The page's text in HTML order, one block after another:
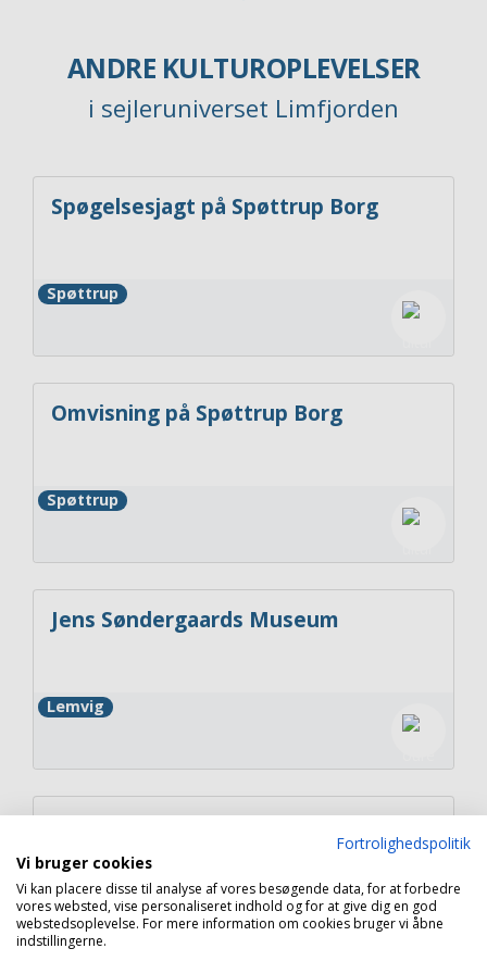
ANDRE KULTUROPLEVELSER
i sejleruniverset Limfjorden
Spøgelsesjagt på Spøttrup Borg
Spøttrup
Omvisning på Spøttrup Borg
Spøttrup
Jens Søndergaards Museum
Lemvig
Struer
Fortrolighedspolitik
Vi bruger cookies
Vi kan placere disse til analyse af vores besøgende data, for at forbedre
vores websted, vise personaliseret indhold og for at give dig en god
webstedsoplevelse. For mere information om cookies bruger vi åbne
indstillingerne.